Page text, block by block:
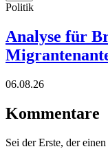
Politik
Analyse für
06.08.26
Kommentare
Sei der Erste, der